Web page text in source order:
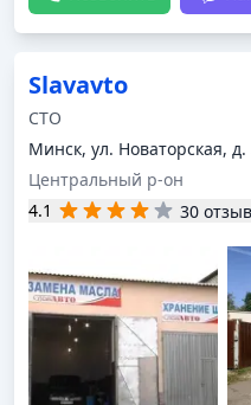
Slavavto
СТО
Минск, ул. Новаторская, д.
Центральный р-он
4.1
30